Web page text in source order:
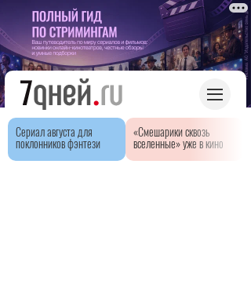
Сериал августа для
поклонников фэнтези
«Смешарики сквозь
вселенные» уже в кино